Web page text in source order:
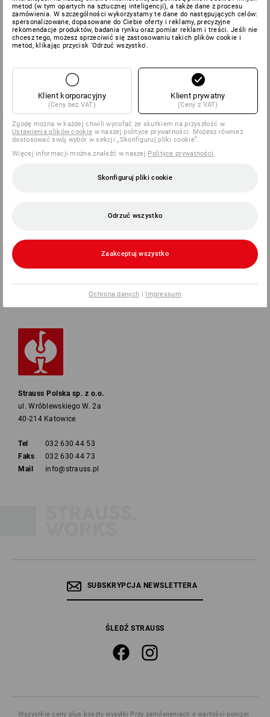
Obejrzałeś(-aś) już 3 z 3 artykułów.
SERWIS 032 630 44 53
METODY PŁATNOŚCI
Strauss Polska sp. z o.o.
ul. Wróblewskiego W. 2a
40-214 Katowice
Tel
032 630 44 53
Faks
032 630 44 73
Mail
info@strauss.pl
SUBSKRYPCJA NEWSLETTERA
ŚLEDŹ STRAUSS
Wszystkie ceny plus koszty wysyłki Przy zamówieniach o wartości poniżej
metod (w tym opartych na sztucznej inteligencji), a także dane z procesu
zamówienia. W szczególności wykorzystamy te dane do następujących celów:
spersonalizowane, dopasowane do Ciebie oferty i reklamy, precyzyjne
rekomendacje produktów, badania rynku oraz pomiar reklam i treści. Jeśli nie
chcesz tego, możesz sprzeciwić się zastosowaniu takich plików cookie i
metod, klikając przycisk 'Odrzuć wszystko'.
Klient korporacyjny
(Ceny bez VAT)
Klient prywatny
(Ceny z VAT)
Zgodę można w każdej chwili wycofać ze skutkiem na przyszłość w
Ustawienia plików cookie w naszej polityce prywatności. Możesz również
dostosować swój wybór w sekcji „Skonfiguruj pliki cookie”.
Więcej informacji można znaleźć w naszej Polityce prywatności
Skonfiguruj pliki cookie
Odrzuć wszystko
Zaakceptuj wszystko
Ochrona danych | Impressum